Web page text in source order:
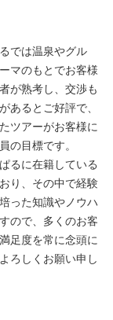
では温泉やグル
マのもとでお客様
が熟考し、交渉も
あるとご好評で、
ツアーがお客様に
の目標です。
るに在籍している
り、その中で経験
った知識やノウハ
ので、多くのお客
足度を常に念頭に
ろしくお願い申し